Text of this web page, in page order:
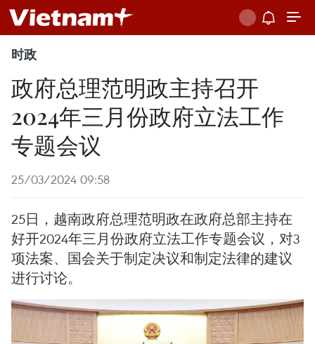
时政
政府总理范明政主持召开
2024年三月份政府立法工作
专题会议
25/03/2024 09:58
25日，越南政府总理范明政在政府总部主持在
好开2024年三月份政府立法工作专题会议，对3
项法案、国会关于制定决议和制定法律的建议
进行讨论。